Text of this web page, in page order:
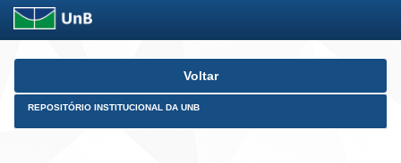
Skip
Voltar
REPOSITÓRIO INSTITUCIONAL DA UNB